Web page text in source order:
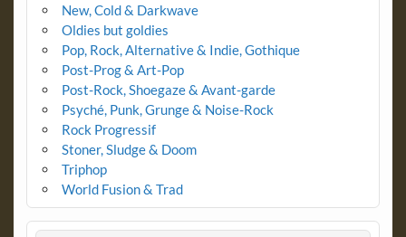
New, Cold & Darkwave
Oldies but goldies
Pop, Rock, Alternative & Indie, Gothique
Post-Prog & Art-Pop
Post-Rock, Shoegaze & Avant-garde
Psyché, Punk, Grunge & Noise-Rock
Rock Progressif
Stoner, Sludge & Doom
Triphop
World Fusion & Trad